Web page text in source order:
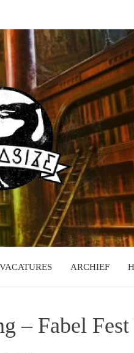
VACATURES ARCHIEF
– Fabel